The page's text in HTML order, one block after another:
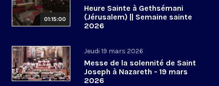
01:15:00
Heure Sainte à Gethsémani
(Jérusalem) || Semaine sainte
2026
Jeudi 19 mars 2026
Messe de la solennité de Saint
Joseph à Nazareth - 19 mars
2026